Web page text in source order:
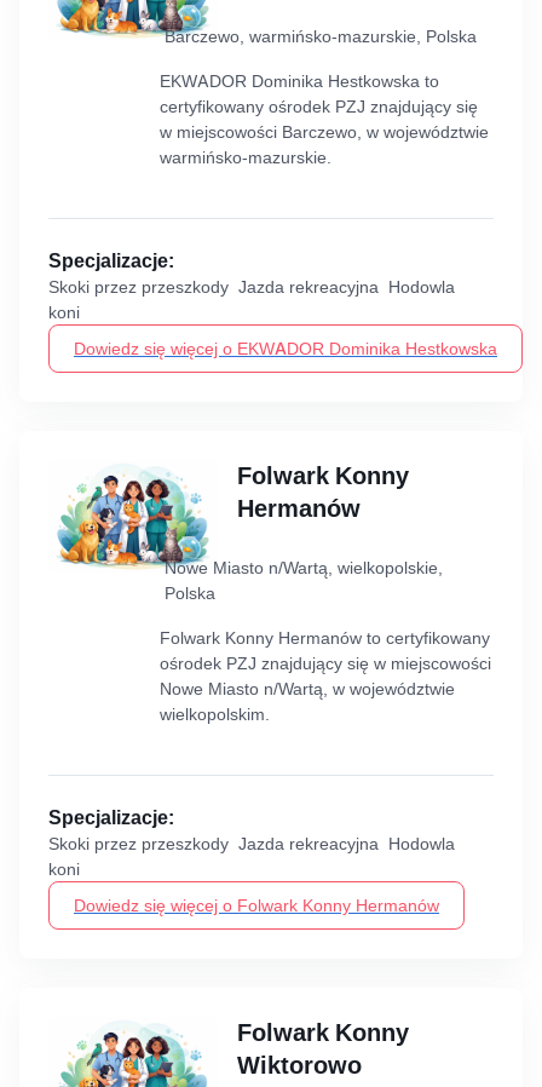
Barczewo, warmińsko-mazurskie, Polska
EKWADOR Dominika Hestkowska to
certyfikowany ośrodek PZJ znajdujący się
w miejscowości Barczewo, w województwie
warmińsko-mazurskie.
Specjalizacje:
Skoki przez przeszkody Jazda rekreacyjna Hodowla
koni
Dowiedz się więcej o EKWADOR Dominika Hestkowska
Folwark Konny
Hermanów
Nowe Miasto n/Wartą, wielkopolskie,
Polska
Folwark Konny Hermanów to certyfikowany
ośrodek PZJ znajdujący się w miejscowości
Nowe Miasto n/Wartą, w województwie
wielkopolskim.
Specjalizacje:
Skoki przez przeszkody Jazda rekreacyjna Hodowla
koni
Dowiedz się więcej o Folwark Konny Hermanów
Folwark Konny
Wiktorowo